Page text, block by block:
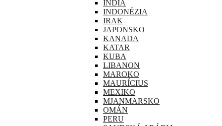
INDIA
INDONÉZIA
IRAK
JAPONSKO
KANADA
KATAR
KUBA
LIBANON
MAROKO
MAURÍCIUS
MEXIKO
MJANMARSKO
OMÁN
PERU